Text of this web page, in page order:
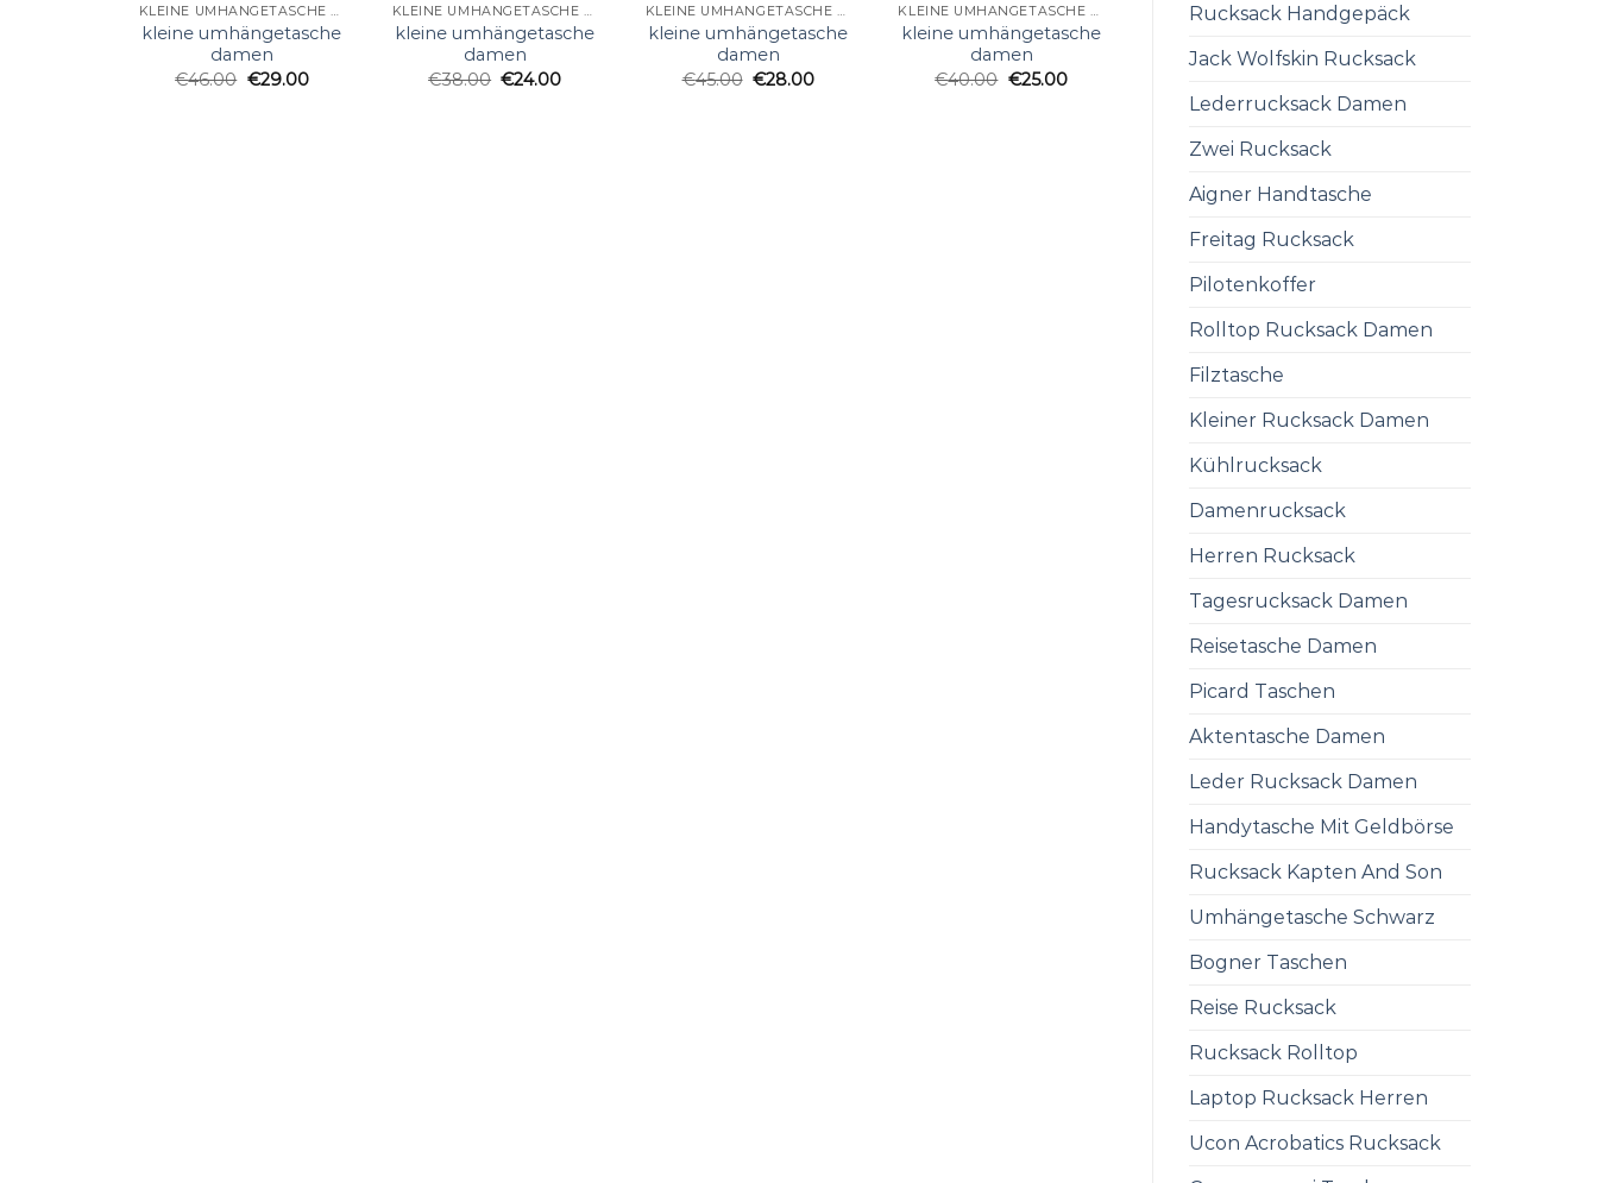
Rucksack Handgepäck
Jack Wolfskin Rucksack
Lederrucksack Damen
Zwei Rucksack
Aigner Handtasche
Freitag Rucksack
Pilotenkoffer
Rolltop Rucksack Damen
Filztasche
Kleiner Rucksack Damen
Kühlrucksack
Damenrucksack
Herren Rucksack
Tagesrucksack Damen
Reisetasche Damen
Picard Taschen
Aktentasche Damen
Leder Rucksack Damen
Handytasche Mit Geldbörse
Rucksack Kapten And Son
Umhängetasche Schwarz
Bogner Taschen
Reise Rucksack
Rucksack Rolltop
Laptop Rucksack Herren
Ucon Acrobatics Rucksack
KLEINE UMHÄNGETASCHE DAMEN
kleine umhängetasche
damen
€46.00 €29.00
KLEINE UMHÄNGETASCHE DAMEN
kleine umhängetasche
damen
€38.00 €24.00
KLEINE UMHÄNGETASCHE DAMEN
kleine umhängetasche
damen
€45.00 €28.00
KLEINE UMHÄNGETASCHE DAMEN
kleine umhängetasche
damen
€40.00 €25.00